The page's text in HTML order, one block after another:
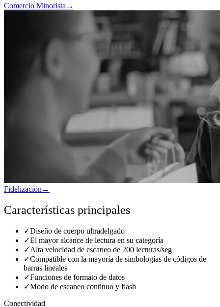
Comercio Minorista →
Fidelización →
Características principales
✓Diseño de cuerpo ultradelgado
✓El mayor alcance de lectura en su categoría
✓Alta velocidad de escaneo de 200 lecturas/seg
✓Compatible con la mayoría de simbologías de códigos de
barras lineales
✓Funciones de formato de datos
✓Modo de escaneo continuo y flash
Conectividad